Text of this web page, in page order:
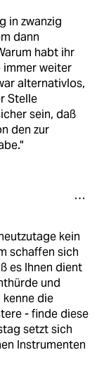
in zwanzig
dann
habt ihr
immer weiter
alternativlos,
Stelle
sein, daß
den zur
kein
schaffen sich
es Ihnen dient
und
die
- finde diese
setzt sich
Instrumenten